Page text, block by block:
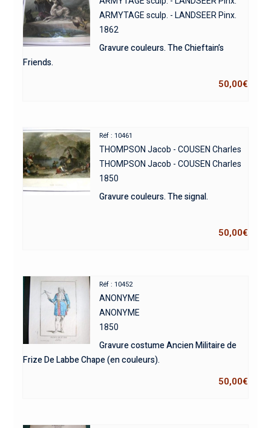
ARMYTAGE sculp. - LANDSEER Pinx.
1862
Gravure couleurs. The Chieftain’s
Friends.
50,00€
Réf : 10461
THOMPSON Jacob - COUSEN Charles
THOMPSON Jacob - COUSEN Charles
1850
Gravure couleurs. The signal.
50,00€
Réf : 10452
ANONYME
ANONYME
1850
Gravure costume Ancien Militaire de
Frize De Labbe Chape (en couleurs).
50,00€